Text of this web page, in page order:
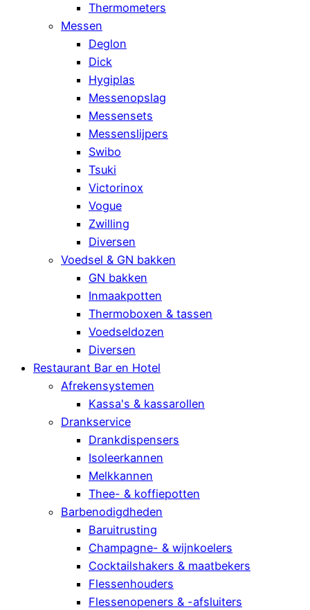
Thermometers
Messen
Deglon
Dick
Hygiplas
Messenopslag
Messensets
Messenslijpers
Swibo
Tsuki
Victorinox
Vogue
Zwilling
Diversen
Voedsel & GN bakken
GN bakken
Inmaakpotten
Thermoboxen & tassen
Voedseldozen
Diversen
Restaurant Bar en Hotel
Afrekensystemen
Kassa's & kassarollen
Drankservice
Drankdispensers
Isoleerkannen
Melkkannen
Thee- & koffiepotten
Barbenodigdheden
Baruitrusting
Champagne- & wijnkoelers
Cocktailshakers & maatbekers
Flessenhouders
Flessenopeners & -afsluiters